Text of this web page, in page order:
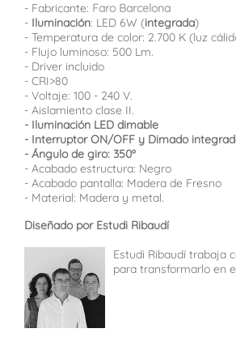
- Fabricante: Faro Barcelona
- Iluminación: LED 6W (integrada)
- Temperatura de color: 2.700 K (luz
- Flujo luminoso: 500 Lm.
- Driver incluido
- CRI>80
- Voltaje: 100 - 240 V.
- Aislamiento clase II.
- Iluminación LED dimable
- Interruptor ON/OFF y Dimado
- Ángulo de giro: 350º
- Acabado estructura: Negro
- Acabado pantalla: Madera de Fresno
- Material: Madera y metal.
Diseñado por Estudi Ribaudí
Estudi Ribaudí trabaja
para transformarlo en